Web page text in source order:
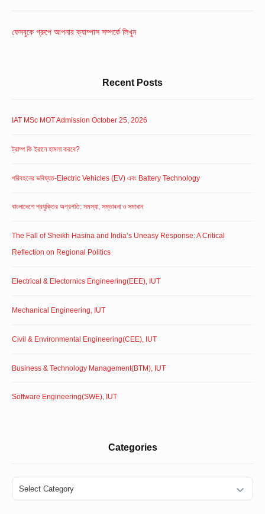
Area
ফেসবুকে গ্রুপে আপনার ক্যাম্পাস সম্পর্কে লিখুন
Recent Posts
IAT MSc MOT Admission October 25, 2026
ট্রাম্প কি ইরানে হামলা করবে?
পরিবহনের ভবিষ্যত-Electric Vehicles (EV) এবং Battery Technology
বাংলাদেশে প্রযুক্তির অগ্রগতি: সমস্যা, সম্ভাবনা ও সমাধান
The Fall of Sheikh Hasina and India’s Uneasy Response: A Critical
Reflection on Regional Politics
Electrical & Electornics Engineering(EEE), IUT
Mechanical Engineering, IUT
Civil & Environmental Engineering(CEE), IUT
Business & Technology Management(BTM), IUT
Software Engineering(SWE), IUT
Categories
Categories